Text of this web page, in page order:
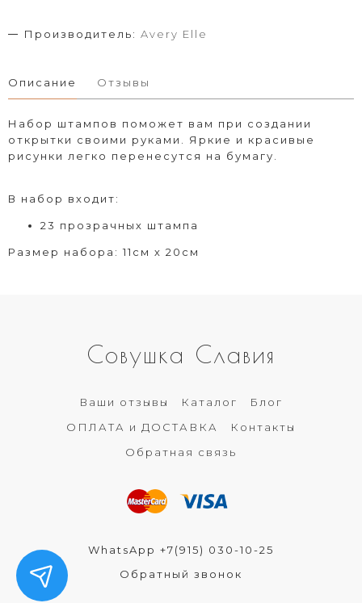
Производитель: Avery Elle
Описание Отзывы
Набор штампов поможет вам при создании
открытки своими руками. Яркие и красивые
рисунки легко перенесутся на бумагу.
В набор входит:
23 прозрачных штампа
Размер набора: 11см х 20см
Совушка Славия
Ваши отзывы Каталог
Блог
ОПЛАТА и ДОСТАВКА
Контакты
Обратная связь
WhatsApp +7(915) 030-10-25
Обратный звонок